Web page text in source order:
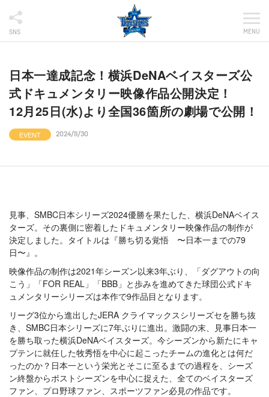
SNS MENU
日本一達成記念！横浜DeNAベイスターズ公
式ドキュメンタリー映像作品公開決定！
12月25日(水)より全国36箇所の劇場で公開！
EVENT 2024/11/30
見事、SMBC日本シリーズ2024優勝を果たした、横浜DeNAベイス
ターズ。その裏側に密着したドキュメンタリー映像作品の制作が
決定しました。タイトルは『勝ち切る覚悟 〜日本一までの79
日〜』。
映像作品の制作は2021年シーズン以来3年ぶり、「ダグアウトの向
こう」「FOR REAL」「BBB」と歩みを進めてきた球団公式ドキ
ュメンタリーシリーズは本作で9作品目となります。
リーグ3位から進出したJERA クライマックスシリーズセを勝ち抜
き、SMBC日本シリーズに7年ぶりに進出。激闘の末、見事日本一
を勝ち取った横浜DeNAベイスターズ。今シーズンから新たにキャ
プテンに就任した牧秀悟を中心に起こったチームの進化とは何だ
ったのか？日本一という栄光とそこに至るまでの過程を、シーズ
ン終盤からポストシーズンを中心に捉えた、全てのベイスターズ
ファン、プロ野球ファン、スポーツファン必見の作品です。